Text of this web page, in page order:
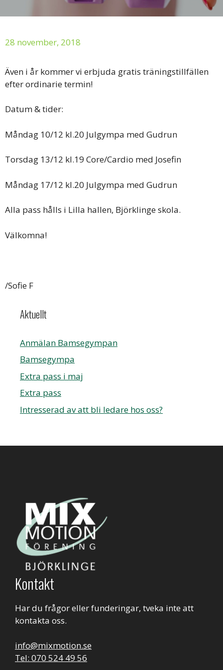
28 november, 2018
Även i år kommer vi erbjuda gratis träningstillfällen
efter ordinarie termin!
Datum & tider:
Måndag 10/12 kl.20 Julgympa med Gudrun
Torsdag 13/12 kl.19 Core/Cardio med Josefin
Måndag 17/12 kl.20 Julgympa med Gudrun
Alla pass hålls i Lilla hallen, Björklinge skola.
Välkomna!
/Sofie F
Aktuellt
Anmälan Bamsegympan
Bamsegympa
Extra pass i maj
Extra pass
Intresserad av att bli ledare hos oss?
Kontakt
Har du frågor eller funderingar, tveka inte att
kontakta oss.
info@mixmotion.se
Tel: 070 524 49 56